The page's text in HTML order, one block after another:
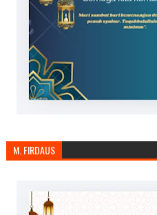
M. FIRDAUS